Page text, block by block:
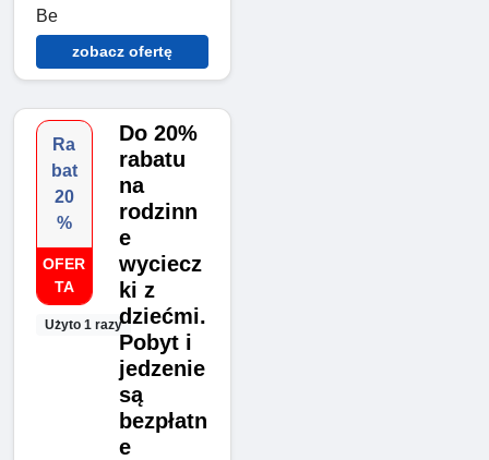
Be
zobacz ofertę
Ra
bat
20
%
OFER
TA
Użyto 1 razy
Do 20%
rabatu
na
rodzinn
e
wyciecz
ki z
dziećmi.
Pobyt i
jedzenie
są
bezpłatn
e